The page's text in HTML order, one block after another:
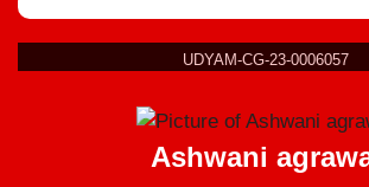
UDYAM-CG-23-0006057
Ashwani